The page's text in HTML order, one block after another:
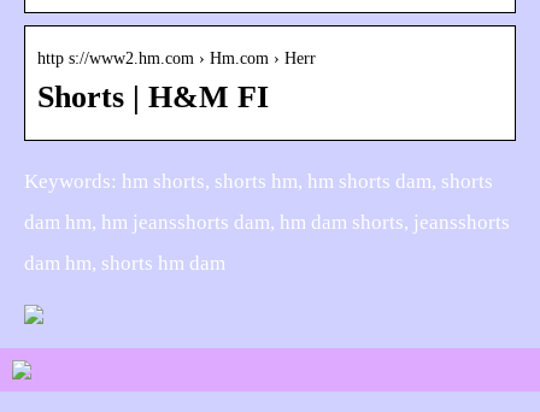
http s://www2.hm.com › Hm.com › Herr
Shorts | H&M FI
Keywords: hm shorts, shorts hm, hm shorts dam, shorts
dam hm, hm jeansshorts dam, hm dam shorts, jeansshorts
dam hm, shorts hm dam